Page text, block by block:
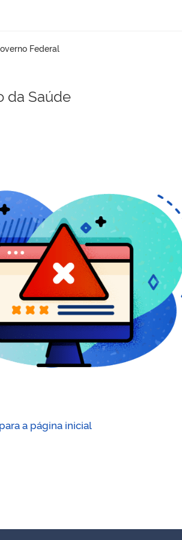
de navegação
da Saúde
a página inicial